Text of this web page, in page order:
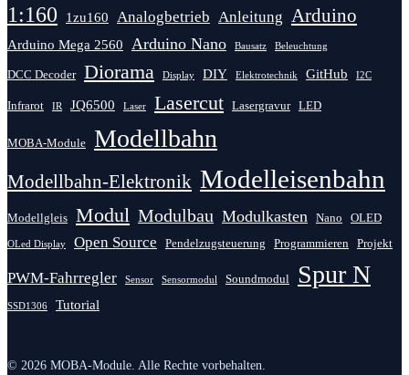
1:160 1zu160 Analogbetrieb Anleitung Arduino
Arduino Mega 2560 Arduino Nano Bausatz Beleuchtung
DCC Decoder Diorama Display DIY Elektrotechnik GitHub I2C
Infrarot IR JQ6500 Laser Lasercut Lasergravur LED
MOBA-Module Modellbahn
Modellbahn-Elektronik Modelleisenbahn
Modellgleis Modul Modulbau Modulkasten Nano OLED
OLed Display Open Source Pendelzugsteuerung Programmieren Projekt
PWM-Fahrregler Sensor Sensormodul Soundmodul Spur N
SSD1306 Tutorial
© 2026 MOBA-Module. Alle Rechte vorbehalten.